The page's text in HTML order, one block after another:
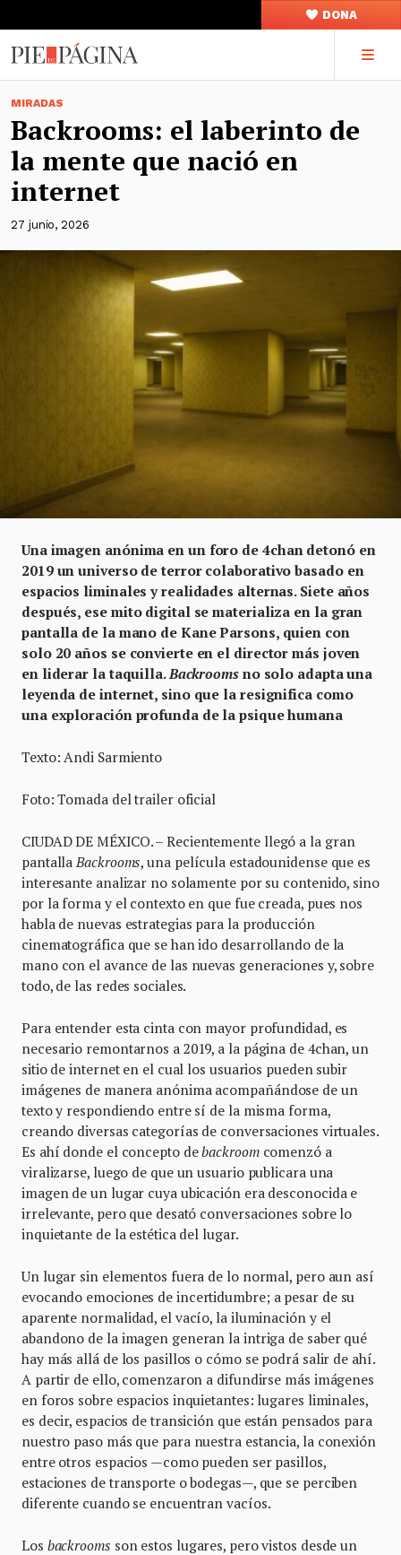
DONA
MIRADAS
Backrooms: el laberinto de
la mente que nació en
internet
27 junio, 2026
Una imagen anónima en un foro de 4chan detonó en
2019 un universo de terror colaborativo basado en
espacios liminales y realidades alternas. Siete años
después, ese mito digital se materializa en la gran
pantalla de la mano de Kane Parsons, quien con
solo 20 años se convierte en el director más joven
en liderar la taquilla. Backroomsno solo adapta una
leyenda de internet, sino que la resignifica como
una exploración profunda de la psique humana
Texto: Andi Sarmiento
Foto: Tomada del trailer oficial
CIUDAD DE MÉXICO. – Recientemente llegó a la gran
pantalla Backrooms, una película estadounidense que es
interesante analizar no solamente por su contenido, sino
por la forma y el contexto en que fue creada, pues nos
habla de nuevas estrategias para la producción
cinematográfica que se han ido desarrollando de la
mano con el avance de las nuevas generaciones y, sobre
todo, de las redes sociales.
Para entender esta cinta con mayor profundidad, es
necesario remontarnos a 2019, a la página de 4chan, un
sitio de internet en el cual los usuarios pueden subir
imágenes de manera anónima acompañándose de un
texto y respondiendo entre sí de la misma forma,
creando diversas categorías de conversaciones virtuales.
Es ahí donde el concepto debackroomcomenzó a
viralizarse, luego de que un usuario publicara una
imagen de un lugar cuya ubicación era desconocida e
irrelevante, pero que desató conversaciones sobre lo
inquietante de la estética del lugar.
Un lugar sin elementos fuera de lo normal, pero aun así
evocando emociones de incertidumbre; a pesar de su
aparente normalidad, el vacío, la iluminación y el
abandono de la imagen generan la intriga de saber qué
hay más allá de los pasillos o cómo se podrá salir de ahí.
A partir de ello, comenzaron a difundirse más imágenes
en foros sobre espacios inquietantes: lugares liminales,
es decir, espacios de transición que están pensados para
nuestro paso más que para nuestra estancia, la conexión
entre otros espacios —como pueden ser pasillos,
estaciones de transporte o bodegas—, que se perciben
diferente cuando se encuentran vacíos.
Los backrooms son estos lugares, pero vistos desde un